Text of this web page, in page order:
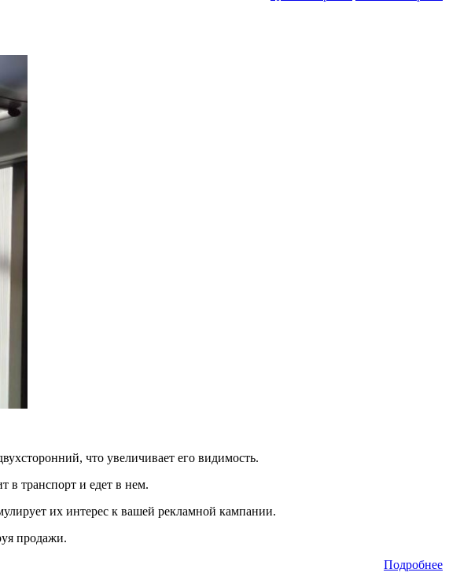
что увеличивает его видимость.
в транспорт и едет в нем.
их интерес к вашей рекламной кампании.
продажи.
Подробнее